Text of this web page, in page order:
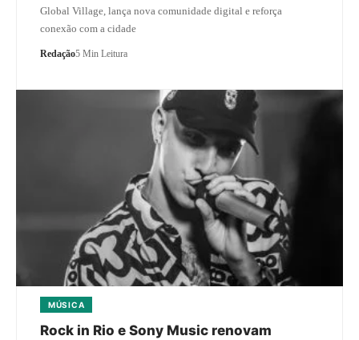
Global Village, lança nova comunidade digital e reforça
conexão com a cidade
Redação5 Min Leitura
MÚSICA
Rock in Rio e Sony Music renovam